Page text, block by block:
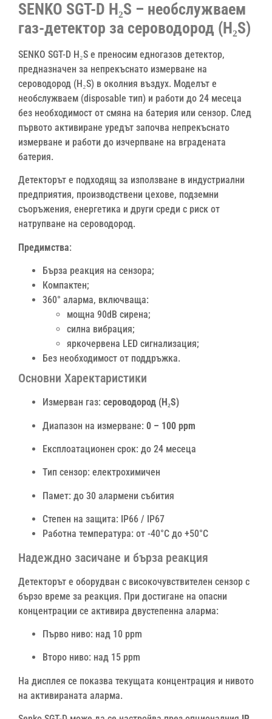
SENKO SGT-D H₂S – необслужваем
газ-детектор за сероводород (H₂S)
SENKO SGT-D H₂S е преносим едногазов детектор,
предназначен за непрекъснато измерване на
сероводород (H₂S) в околния въздух. Моделът е
необслужваем (disposable тип) и работи до 24 месеца
без необходимост от смяна на батерия или сензор. След
първото активиране уредът започва непрекъснато
измерване и работи до изчерпване на вградената
батерия.
Детекторът е подходящ за използване в индустриални
предприятия, производствени цехове, подземни
съоръжения, енергетика и други среди с риск от
натрупване на сероводород.
Предимства:
Бърза реакция на сензора;
Компактен;
360° аларма, включваща:
мощна 90dB сирена;
силна вибрация;
яркочервена LED сигнализация;
Без необходимост от поддръжка.
Основни Харектаристики
Измерван газ: сероводород (H₂S)
Диапазон на измерване: 0 – 100 ppm
Експлоатационен срок: до 24 месеца
Тип сензор: електрохимичен
Памет: до 30 алармени събития
Степен на защита: IP66 / IP67
Работна температура: от -40°C до +50°C
Надеждно засичане и бърза реакция
Детекторът е оборудван с високочувствителен сензор с
бързо време за реакция. При достигане на опасни
концентрации се активира двустепенна аларма:
Първо ниво: над 10 ppm
Второ ниво: над 15 ppm
На дисплея се показва текущата концентрация и нивото
на активираната аларма.